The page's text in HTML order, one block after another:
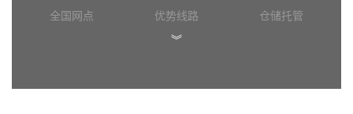
全国网点 优势线路
仓储托管
︾